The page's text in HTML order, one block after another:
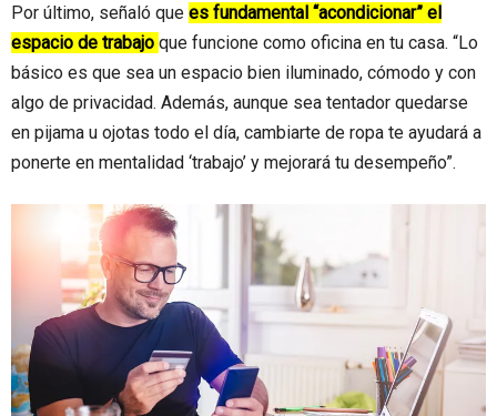
Por último, señaló que es fundamental “acondicionar” el
espacio de trabajo que funcione como oficina en tu casa. “Lo
básico es que sea un espacio bien iluminado, cómodo y con
algo de privacidad. Además, aunque sea tentador quedarse
en pijama u ojotas todo el día, cambiarte de ropa te ayudará a
ponerte en mentalidad ‘trabajo’ y mejorará tu desempeño”.